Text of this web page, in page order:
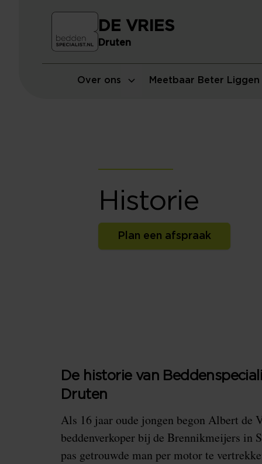
Over ons Meetbaar Beter Liggen
DE VRIES
Druten
Historie
Plan een afspraak
De historie van
Druten
Als 16 jaar oude jongen begon Albert de
beddenverkoper bij de Brennikmeijers in
pas getrouwde man per motor te